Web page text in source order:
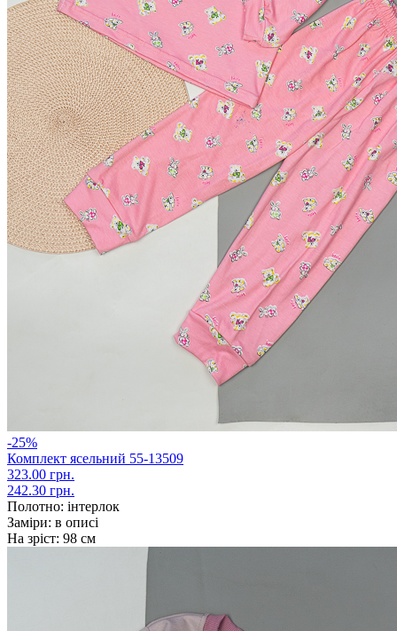
-25%
Комплект ясельний 55-13509
323.00 грн.
242.30 грн.
Полотно: інтерлок
Заміри: в описі
На зріст: 98 см